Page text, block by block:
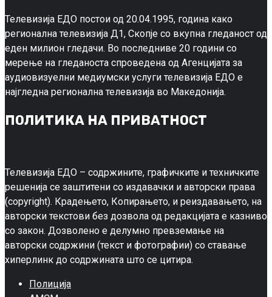
Телевизија ЕДО постои од 20.04.1995, година како
регионална телевизија Д1, Скопје со вкупна гледаност од
еден милион гледачи. Во последниве 20 години со
мерење на гледаноста спроведена од Агенцијата за
аудиовизуелни медиумски услуги телевизија ЕДО е
најгледна регионална телевизија во Македонија.
ПОЛИТИКА НА ПРИВАТНОСТ
Телевизија ЕДО – содржините, графичките и техничките
решенија се заштитени со издавачки и авторски права
(copyright). Крадењето, Копирањето, и реиздавањето, на
авторски текстови без дозвола од редакцијата е казниво
со закон. Дозволено е делумно превземање на
авторски содржини (текст и фотографии) со ставање
хиперлинк до содржината што се цитира.
Полиција